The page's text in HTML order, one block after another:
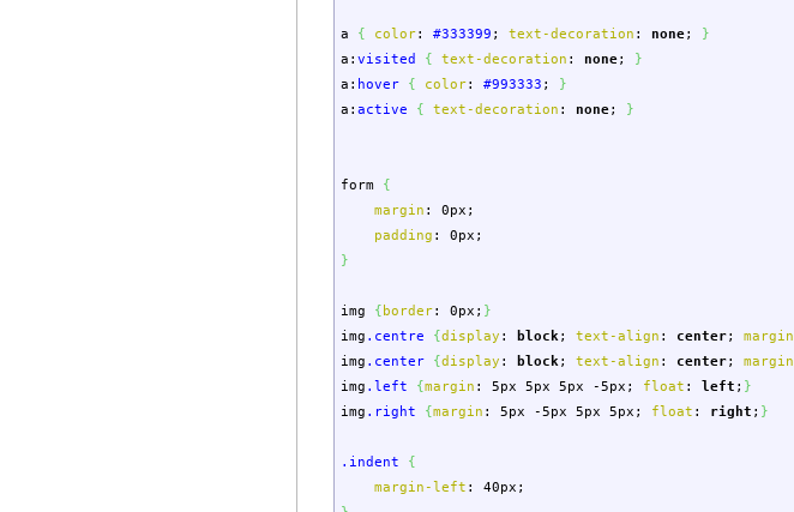
a { color: #333399 ; text-decoration : none;
}
a : visited { text-decoration : none;
}
a : hover { color: #993333 ;
}
a : active { text-decoration : none; }
form {
margin : 0px ;
padding : 0px ;
}
img { border: 0px ; }
img .centre { display : block; text-align : center; margin
img .center { display : block; text-align : center; margin
img .left { margin : 5px 5px 5px -5px ; float : left ; }
img .right { margin : 5px -5px 5px 5px ; float : right ; }
.indent
{
margin-left : 40px ;